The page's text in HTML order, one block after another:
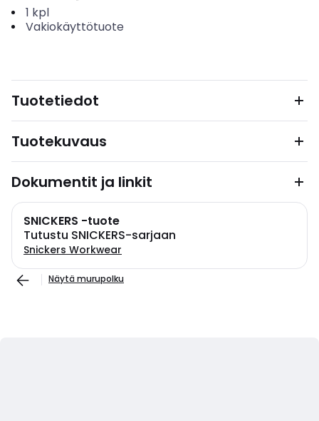
1 kpl
Vakiokäyttötuote
Tuotetiedot
Tuotekuvaus
Dokumentit ja linkit
SNICKERS -tuote
Tutustu SNICKERS-sarjaan
Snickers Workwear
Näytä murupolku